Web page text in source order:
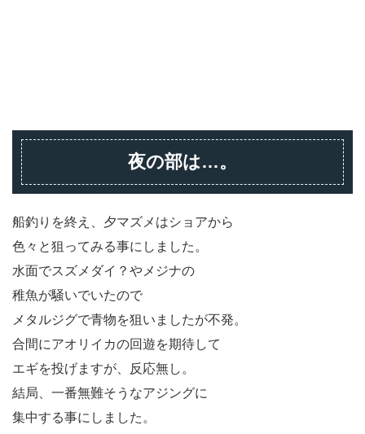
夜の部は…。
船釣りを終え、夕マズメはショアから
色々と狙ってみる事にしました。
水面でスズメダイ？やメジナの
稚魚が騒いでいたので
メタルジグで青物を狙いましたが不発。
合間にアオリイカの回遊を期待して
エギを投げますが、反応無し。
結局、一番無難そうなアジングに
集中する事にしました。